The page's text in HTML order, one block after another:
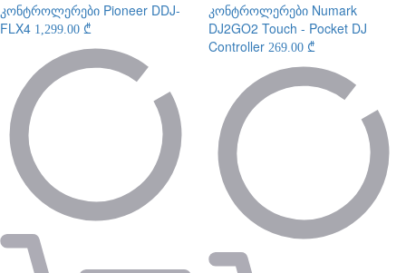
კონტროლერები Pioneer DDJ-
FLX4 1,299.00 ₾
კონტროლერები Numark
DJ2GO2 Touch - Pocket DJ
Controller 269.00 ₾